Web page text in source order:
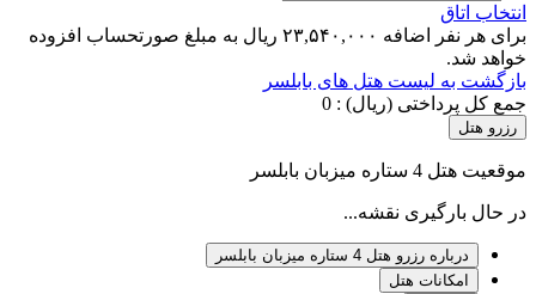
انتخاب اتاق
برای هر نفر اضافه ۲۳,۵۴۰,۰۰۰ ریال به مبلغ صورتحساب افزوده
خواهد شد.
بازگشت به لیست هتل های بابلسر
جمع کل پرداختی (ریال) : 0
رزرو هتل
موقعیت هتل 4 ستاره میزبان بابلسر
در حال بارگیری نقشه...
درباره رزرو هتل 4 ستاره میزبان بابلسر
امکانات هتل